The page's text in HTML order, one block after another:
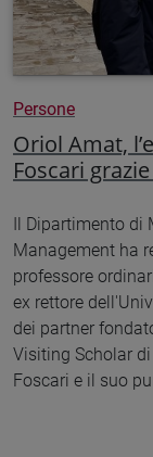
Persone
Oriol Amat,
Foscari
Il Dipartimento di
Management ha
professore
ex rettore
dei partner
Visiting Scholar
Foscari e il suo